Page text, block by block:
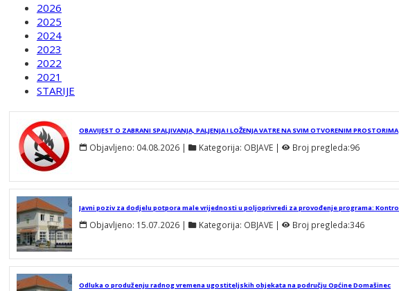
2026
2025
2024
2023
2022
2021
STARIJE
OBAVIJEST O ZABRANI SPALJIVANJA, PALJENJA I LOŽENJA VATRE NA SVIM OTVORENIM PROSTORIMA
Objavljeno: 04.08.2026 | Kategorija: OBJAVE | Broj pregleda:96
Objavljeno: 15.07.2026 | Kategorija: OBJAVE | Broj pregleda:346
Odluka o produženju radnog vremena ugostiteljskih objekata na području Općine Domašinec